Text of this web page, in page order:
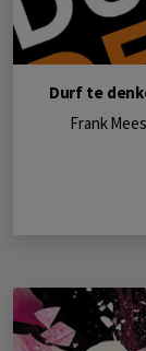
Durf te
Frank